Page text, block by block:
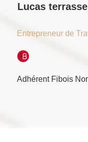
Lucas
Entrepreneur de
Adhérent Fibois